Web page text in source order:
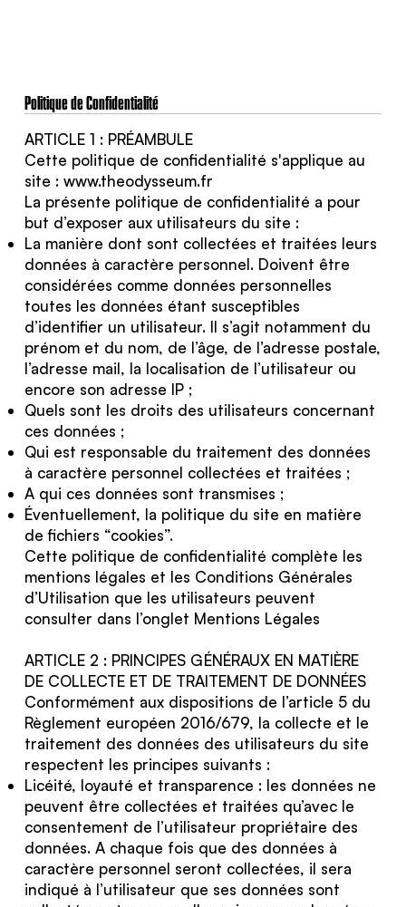
Politique de Confidentialité
ARTICLE 1 : PRÉAMBULE
Cette politique de confidentialité s'applique au
site : www.theodysseum.fr
La présente politique de confidentialité a pour
but d’exposer aux utilisateurs du site :
La manière dont sont collectées et traitées leurs
données à caractère personnel. Doivent être
considérées comme données personnelles
toutes les données étant susceptibles
d’identifier un utilisateur. Il s’agit notamment du
prénom et du nom, de l’âge, de l’adresse postale,
l’adresse mail, la localisation de l’utilisateur ou
encore son adresse IP ;
Quels sont les droits des utilisateurs concernant
ces données ;
Qui est responsable du traitement des données
à caractère personnel collectées et traitées ;
A qui ces données sont transmises ;
Éventuellement, la politique du site en matière
de fichiers “cookies”.
Cette politique de confidentialité complète les
mentions légales et les Conditions Générales
d’Utilisation que les utilisateurs peuvent
consulter dans l’onglet Mentions Légales
ARTICLE 2 : PRINCIPES GÉNÉRAUX EN MATIÈRE
DE COLLECTE ET DE TRAITEMENT DE DONNÉES
Conformément aux dispositions de l’article 5 du
Règlement européen 2016/679, la collecte et le
traitement des données des utilisateurs du site
respectent les principes suivants :
Licéité, loyauté et transparence : les données ne
peuvent être collectées et traitées qu’avec le
consentement de l’utilisateur propriétaire des
données. A chaque fois que des données à
caractère personnel seront collectées, il sera
indiqué à l’utilisateur que ses données sont